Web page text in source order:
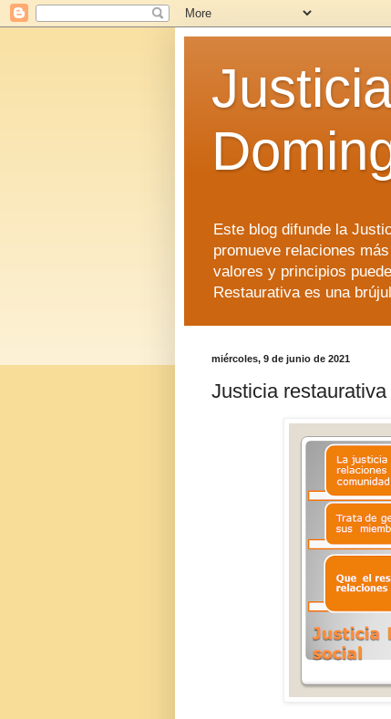
Este blog difunde la
promueve relaciones
valores y principios
Restaurativa es una
miércoles, 9 de junio de 2021
Justicia